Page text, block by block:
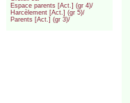
Espace parents [Act.] (gr 4)/
Harcèlement [Act.] (gr 5)/
Parents [Act.] (gr 3)/